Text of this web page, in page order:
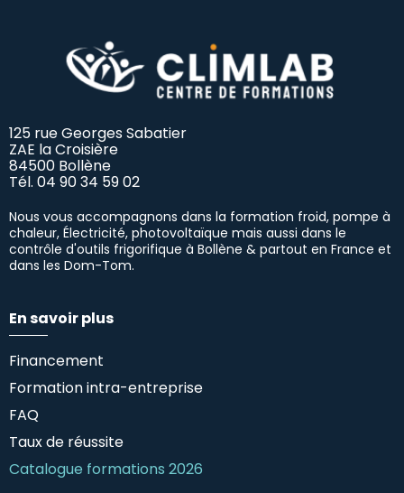
125 rue Georges Sabatier
ZAE la Croisière
84500 Bollène
Tél. 04 90 34 59 02
Nous vous accompagnons dans la formation froid, pompe à
chaleur, Électricité, photovoltaïque mais aussi dans le
contrôle d'outils frigorifique à Bollène & partout en France et
dans les Dom-Tom.
En savoir plus
Financement
Formation intra-entreprise
FAQ
Taux de réussite
Catalogue formations 2026